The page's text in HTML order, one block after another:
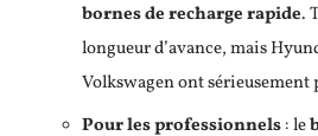
bornes de recharge rapide.
longueur d’avance, mais
Volkswagen ont sérieusement
Pour les professionnels: le